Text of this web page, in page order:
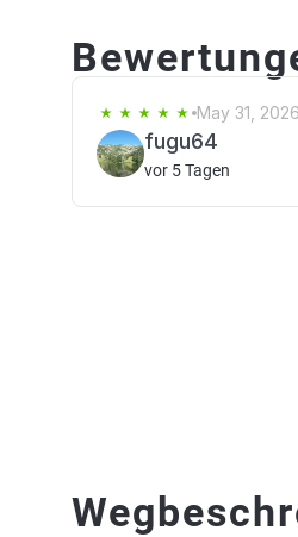
May 31, 2026
fugu64
vor 5 Tagen